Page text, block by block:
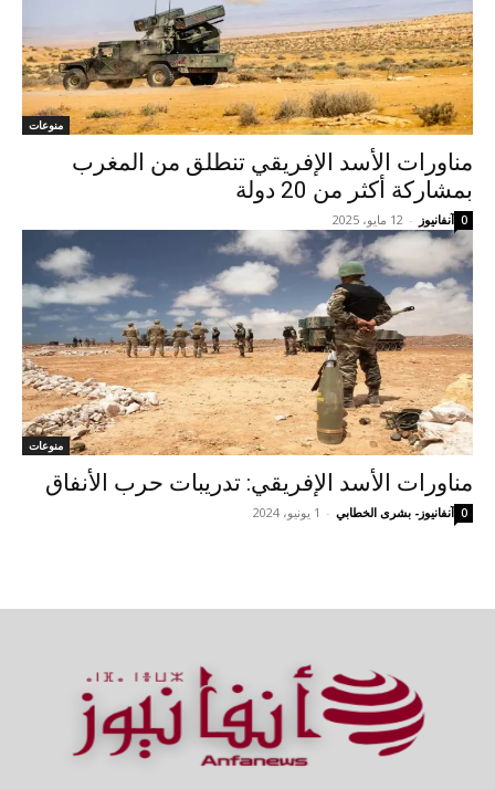
منوعات
مناورات الأسد الإفريقي تنطلق من المغرب
بمشاركة أكثر من 20 دولة
آنفانيوز - 12 مايو، 2025 0
منوعات
مناورات الأسد الإفريقي: تدريبات حرب الأنفاق
آنفانيوز- بشرى الخطابي - 1 يونيو، 2024 0